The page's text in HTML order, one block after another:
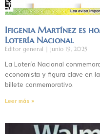
Ifigenia Martínez es
Lotería Nacional
Editor general junio 19, 2025
La Lotería Nacional
economista y figura clave en
billete conmemorativo.
Leer más »